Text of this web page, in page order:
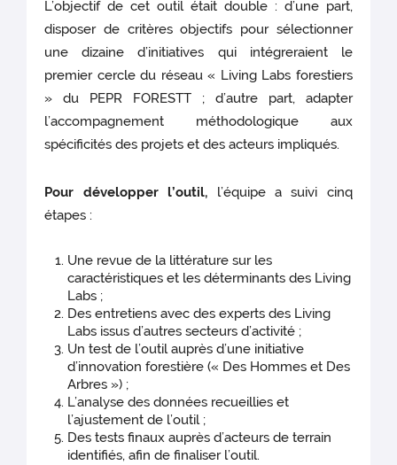
L’objectif de cet outil était double : d’une part,
disposer de critères objectifs pour sélectionner
une dizaine d’initiatives qui intégreraient le
premier cercle du réseau « Living Labs forestiers
» du PEPR FORESTT ; d’autre part, adapter
l’accompagnement méthodologique aux
spécificités des projets et des acteurs impliqués.
Pour développer l’outil, l’équipe a suivi cinq
étapes :
Une revue de la littérature sur les
caractéristiques et les déterminants des Living
Labs ;
Des entretiens avec des experts des Living
Labs issus d’autres secteurs d’activité ;
Un test de l’outil auprès d’une initiative
d’innovation forestière (« Des Hommes et Des
Arbres ») ;
L’analyse des données recueillies et
l’ajustement de l’outil ;
Des tests finaux auprès d’acteurs de terrain
identifiés, afin de finaliser l’outil.